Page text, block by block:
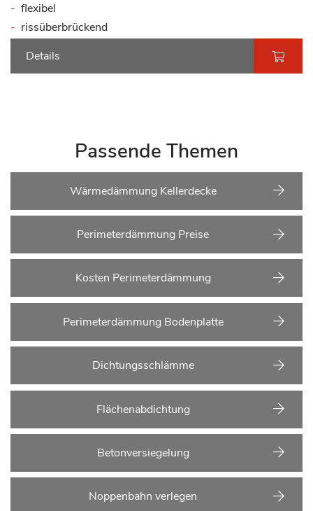
flexibel
rissüberbrückend
Details
Passende Themen
Wärmedämmung Kellerdecke
Perimeterdämmung Preise
Kosten Perimeterdämmung
Perimeterdämmung Bodenplatte
Dichtungsschlämme
Flächenabdichtung
Betonversiegelung
Noppenbahn verlegen